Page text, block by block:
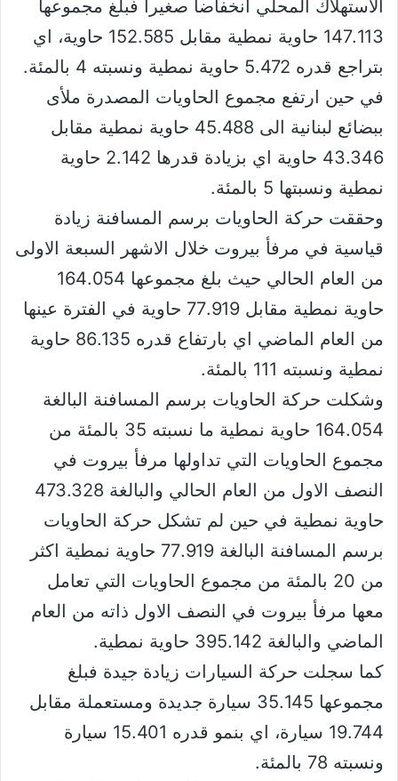
الاستهلاك المحلي انخفاضاً صغيراً فبلغ مجموعها
147.113 حاوية نمطية مقابل 152.585 حاوية، اي
بتراجع قدره 5.472 حاوية نمطية ونسبته 4 بالمئة.
في حين ارتفع مجموع الحاويات المصدرة ملأى
ببضائع لبنانية الى 45.488 حاوية نمطية مقابل
43.346 حاوية اي بزيادة قدرها 2.142 حاوية
نمطية ونسبتها 5 بالمئة.
وحققت حركة الحاويات برسم المسافنة زيادة
قياسية في مرفأ بيروت خلال الاشهر السبعة الاولى
من العام الحالي حيث بلغ مجموعها 164.054
حاوية نمطية مقابل 77.919 حاوية في الفترة عينها
من العام الماضي اي بارتفاع قدره 86.135 حاوية
نمطية ونسبته 111 بالمئة.
وشكلت حركة الحاويات برسم المسافنة البالغة
164.054 حاوية نمطية ما نسبته 35 بالمئة من
مجموع الحاويات التي تداولها مرفأ بيروت في
النصف الاول من العام الحالي والبالغة 473.328
حاوية نمطية في حين لم تشكل حركة الحاويات
برسم المسافنة البالغة 77.919 حاوية نمطية اكثر
من 20 بالمئة من مجموع الحاويات التي تعامل
معها مرفأ بيروت في النصف الاول ذاته من العام
الماضي والبالغة 395.142 حاوية نمطية.
كما سجلت حركة السيارات زيادة جيدة فبلغ
مجموعها 35.145 سيارة جديدة ومستعملة مقابل
19.744 سيارة، اي بنمو قدره 15.401 سيارة
ونسبته 78 بالمئة.